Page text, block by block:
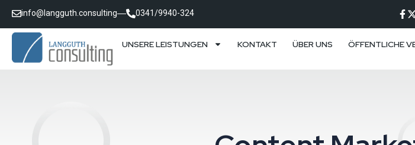
info@langguth.consulting 0341/9940-324
UNSERE LEISTUNGEN KONTAKT ÜBER UNS ÖFFENTLICHE